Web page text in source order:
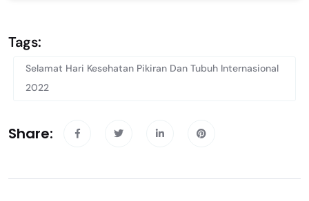
Tags:
Selamat Hari Kesehatan Pikiran Dan Tubuh Internasional
2022
Share: